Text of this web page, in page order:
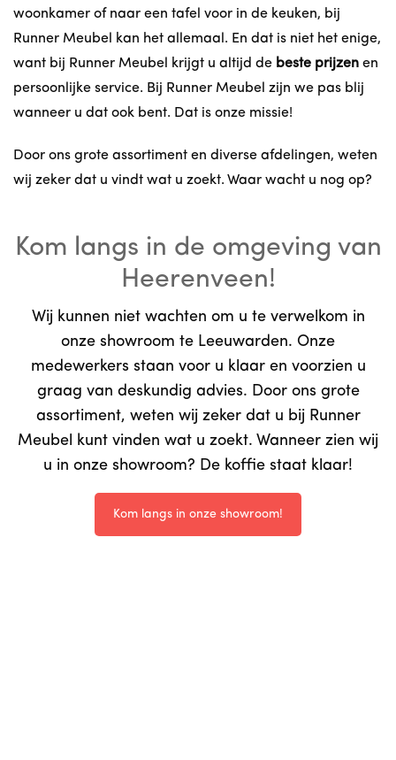
woonkamer of naar een tafel voor in de keuken, bij
Runner Meubel kan het allemaal. En dat is niet het enige,
want bij Runner Meubel krijgt u altijd de beste prijzen en
persoonlijke service. Bij Runner Meubel zijn we pas blij
wanneer u dat ook bent. Dat is onze missie!
Door ons grote assortiment en diverse afdelingen, weten
wij zeker dat u vindt wat u zoekt. Waar wacht u nog op?
Kom langs in de omgeving van
Heerenveen!
Wij kunnen niet wachten om u te verwelkom in
onze showroom te Leeuwarden. Onze
medewerkers staan voor u klaar en voorzien u
graag van deskundig advies. Door ons grote
assortiment, weten wij zeker dat u bij Runner
Meubel kunt vinden wat u zoekt. Wanneer zien wij
u in onze showroom? De koffie staat klaar!
Kom langs in onze showroom!